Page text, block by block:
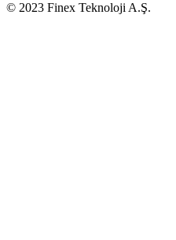
© 2023 Finex Teknoloji A.Ş.